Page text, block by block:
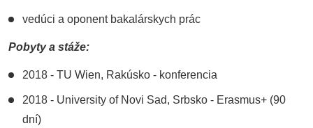
vedúci a oponent bakalárskych prác
Pobyty a stáže:
2018 - TU Wien, Rakúsko - konferencia
2018 - University of Novi Sad, Srbsko - Erasmus+ (90
dní)